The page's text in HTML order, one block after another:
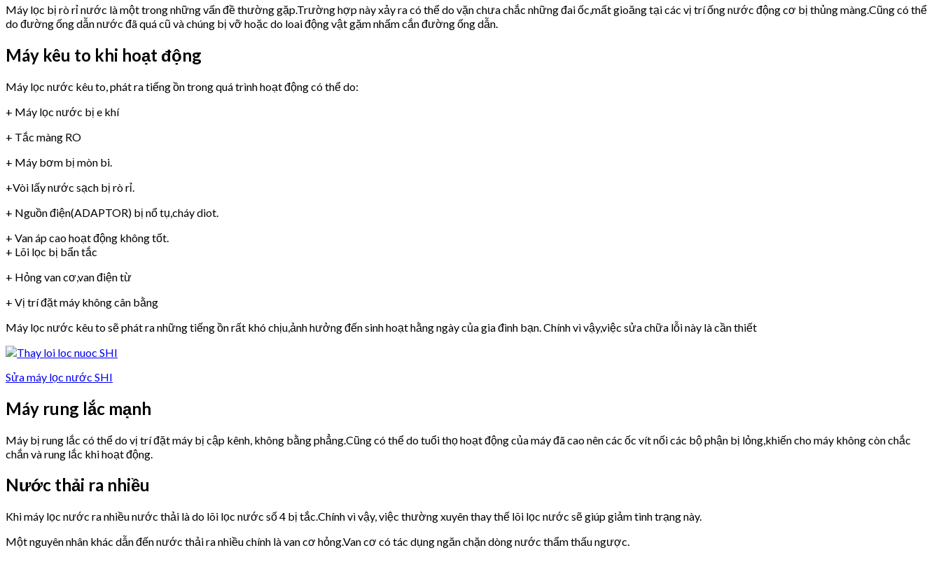
Máy lọc bị rò rỉ nước là một trong những vấn đề thường gặp.Trường hợp này xảy ra có thể do vặn chưa chắc những đai ốc,mất gioăng tại các vị trí ống nước động cơ bị thủng màng.Cũng có thể
do đường ống dẫn nước đã quá cũ và chúng bị vỡ hoặc do loai động vật gặm nhấm cắn đường ống dẫn.
Máy kêu to khi hoạt động
Máy lọc nước kêu to, phát ra tiếng ồn trong quá trình hoạt động có thể do:
+ Máy lọc nước bị e khí
+ Tắc màng RO
+ Máy bơm bị mòn bi.
+Vòi lấy nước sạch bị rò rỉ.
+ Nguồn điện(ADAPTOR) bị nổ tụ,cháy diot.
+ Van áp cao hoạt động không tốt.
+ Lõi lọc bị bẩn tắc
+ Hỏng van cơ,van điện từ
+ Vị trí đặt máy không cân bằng
Máy lọc nước kêu to sẽ phát ra những tiếng ồn rất khó chịu,ảnh hưởng đến sinh hoạt hằng ngày của gia đình bạn. Chính vì vậy,việc sửa chữa lỗi này là cần thiết
Sửa máy lọc nước SHI
Máy rung lắc mạnh
Máy bị rung lắc có thể do vị trí đặt máy bị cập kênh, không bằng phẳng.Cũng có thể do tuổi thọ hoạt động của máy đã cao nên các ốc vít nối các bộ phận bị lỏng,khiến cho máy không còn chắc
chắn và rung lắc khi hoạt động.
Nước thải ra nhiều
Khi máy lọc nước ra nhiều nước thải là do lõi lọc nước số 4 bị tắc.Chính vì vậy, việc thường xuyên thay thế lõi lọc nước sẽ giúp giảm tình trạng này.
Một nguyên nhân khác dẫn đến nước thải ra nhiều chính là van cơ hỏng.Van cơ có tác dụng ngăn chặn dòng nước thẩm thấu ngược.